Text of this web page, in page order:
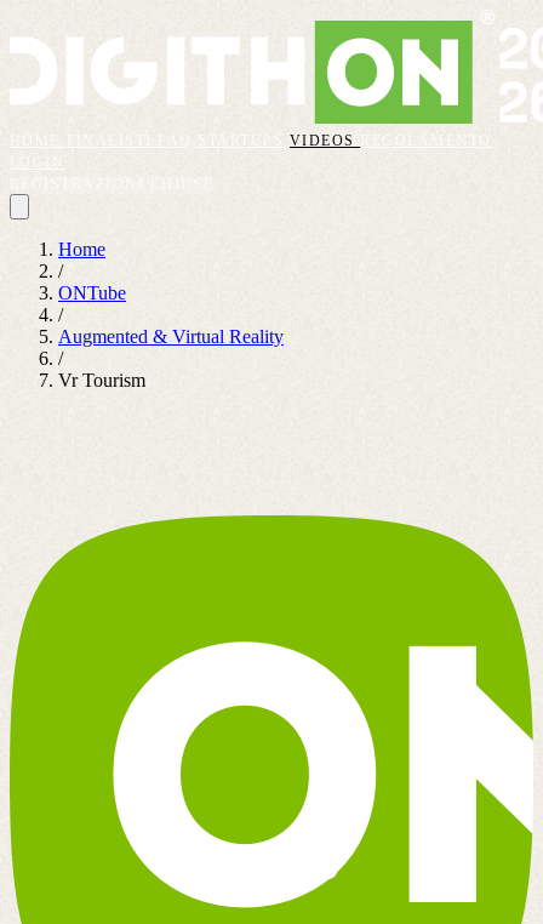
VIDEOS
REGOLAMENTO
Home
/
ONTube
/
Augmented & Virtual Reality
/
Vr Tourism